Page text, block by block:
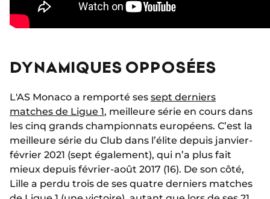
DYNAMIQUES OPPOSÉES
L'AS Monaco a remporté ses sept derniers
matches de Ligue 1, meilleure série en cours dans
les cinq grands championnats européens. C’est la
meilleure série du Club dans l’élite depuis janvier-
février 2021 (sept également), qui n’a plus fait
mieux depuis février-août 2017 (16). De son côté,
Lille a perdu trois de ses quatre derniers matches